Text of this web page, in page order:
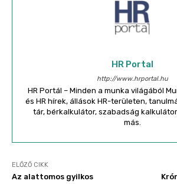
HR Portal
http://www.hrportal.hu
HR Portál – Minden a munka világából
és HR hírek, állások HR-területen,
tár, bérkalkulátor, szabadság
más.
ELŐZŐ CIKK
Az alattomos gyilkos